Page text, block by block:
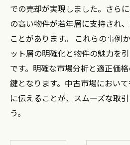
での売却が実現しました。さら
の高い物件が若年層に支持され
ことがあります。 これらの事例
ット層の明確化と物件の魅力を
です。明確な市場分析と適正価
鍵となります。中古市場におい
に伝えることが、スムーズな取
う。